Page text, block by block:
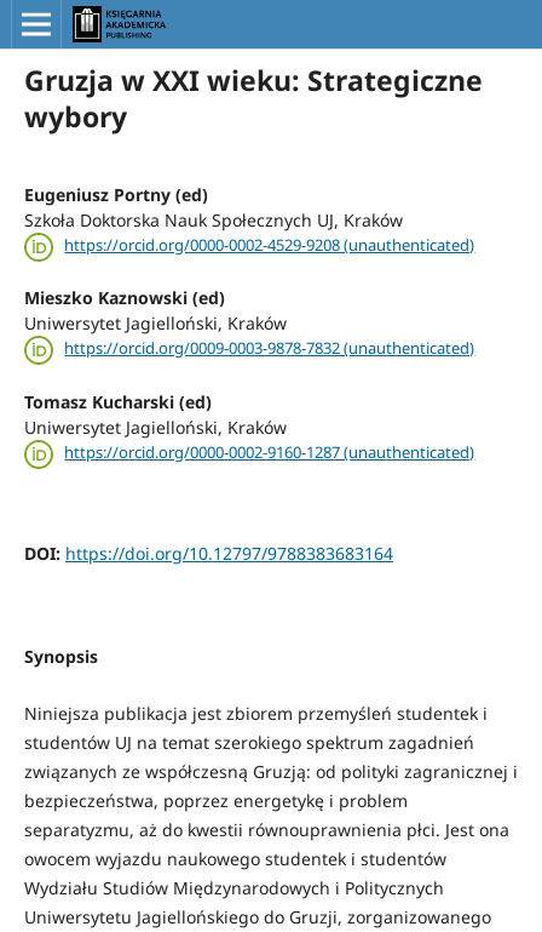
Gruzja w XXI wieku: Strategiczne
wybory
Eugeniusz Portny (ed)
Szkoła Doktorska Nauk Społecznych UJ, Kraków
https://orcid.org/0000-0002-4529-9208 (unauthenticated)
Mieszko Kaznowski (ed)
Uniwersytet Jagielloński, Kraków
https://orcid.org/0009-0003-9878-7832 (unauthenticated)
Tomasz Kucharski (ed)
Uniwersytet Jagielloński, Kraków
https://orcid.org/0000-0002-9160-1287 (unauthenticated)
DOI: https://doi.org/10.12797/9788383683164
Synopsis
Niniejsza publikacja jest zbiorem przemyśleń studentek i
studentów UJ na temat szerokiego spektrum zagadnień
związanych ze współczesną Gruzją: od polityki zagranicznej i
bezpieczeństwa, poprzez energetykę i problem
separatyzmu, aż do kwestii równouprawnienia płci. Jest ona
owocem wyjazdu naukowego studentek i studentów
Wydziału Studiów Międzynarodowych i Politycznych
Uniwersytetu Jagiellońskiego do Gruzji, zorganizowanego